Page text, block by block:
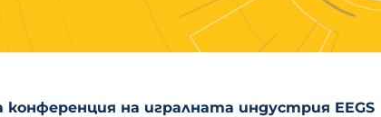
на игралната индустрия EEGS